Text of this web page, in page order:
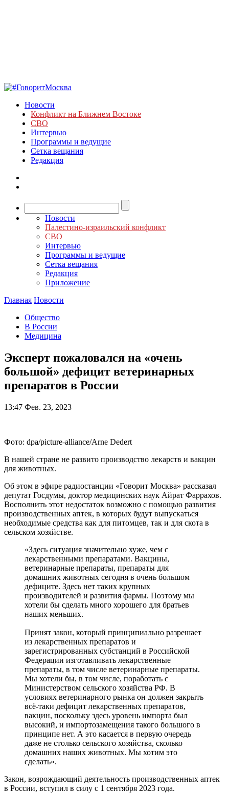
Новости
Конфликт на Ближнем Востоке
СВО
Интервью
Программы и ведущие
Сетка вещания
Редакция
Новости
Палестино-израильский конфликт
СВО
Интервью
Программы и ведущие
Сетка вещания
Редакция
Приложение
Главная Новости
Общество
В России
Медицина
Эксперт пожаловался на «очень
большой» дефицит ветеринарных
препаратов в России
13:47 Фев. 23, 2023
Фото: dpa/picture-alliance/Arne Dedert
В нашей стране не развито производство лекарств и вакцин
для животных.
Об этом в эфире радиостанции «Говорит Москва» рассказал
депутат Госдумы, доктор медицинских наук Айрат Фаррахов.
Восполнить этот недостаток возможно с помощью развития
производственных аптек, в которых будут выпускаться
необходимые средства как для питомцев, так и для скота в
сельском хозяйстве.
«Здесь ситуация значительно хуже, чем с
лекарственными препаратами. Вакцины,
ветеринарные препараты, препараты для
домашних животных сегодня в очень большом
дефиците. Здесь нет таких крупных
производителей и развития фармы. Поэтому мы
хотели бы сделать много хорошего для братьев
наших меньших.
Принят закон, который принципиально разрешает
из лекарственных препаратов и
зарегистрированных субстанций в Российской
Федерации изготавливать лекарственные
препараты, в том числе ветеринарные препараты.
Мы хотели бы, в том числе, поработать с
Министерством сельского хозяйства РФ. В
условиях ветеринарного рынка он должен закрыть
всё-таки дефицит лекарственных препаратов,
вакцин, поскольку здесь уровень импорта был
высокий, и импортозамещения такого большого в
принципе нет. А это касается в первую очередь
даже не столько сельского хозяйства, сколько
домашних наших животных. Мы хотим это
сделать».
Закон, возрождающий деятельность производственных аптек
в России, вступил в силу c 1 сентября 2023 года.